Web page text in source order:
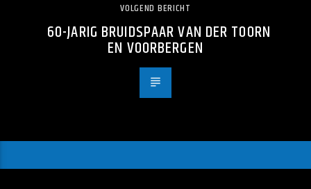
VOLGEND BERICHT
60-JARIG BRUIDSPAAR VAN DER TOORN
EN VOORBERGEN